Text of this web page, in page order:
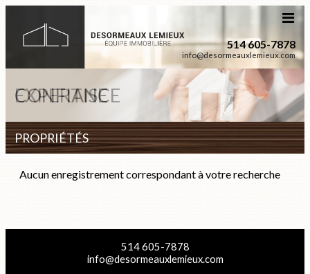
514 605-7878
info@desormeauxlemieux.com
CONFIANCE
EXPERTISE
PROPRIÉTÉS
Aucun enregistrement correspondant à votre recherche
514 605-7878
info@desormeauxlemieux.com